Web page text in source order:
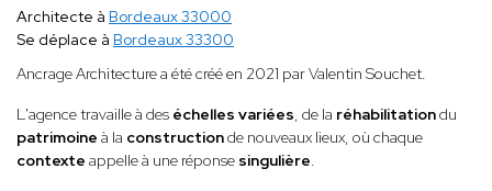
Architecte à Bordeaux 33000
Se déplace à Bordeaux 33300
Ancrage Architecture a été créé en 2021 par Valentin Souchet.
L'agence travaille à des échelles variées, de la réhabilitationdu
patrimoine à la constructionde nouveaux lieux, où chaque
contexte appelle à une réponse singulière.